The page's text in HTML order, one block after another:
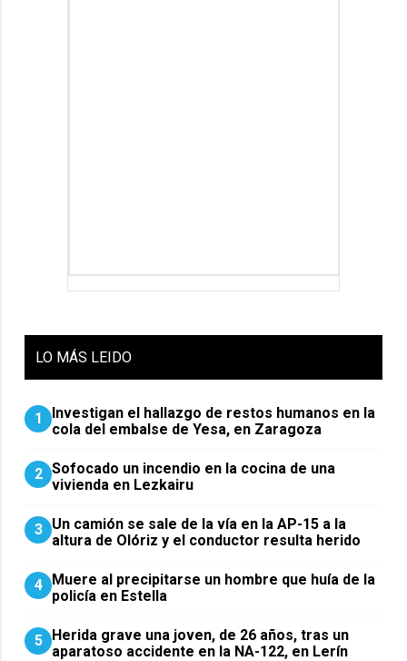
LO MÁS LEIDO
1
Investigan el hallazgo de restos humanos en la
cola del embalse de Yesa, en Zaragoza
2 Sofocado un incendio en la cocina de una
vivienda en Lezkairu
3 Un camión se sale de la vía en la AP-15 a la
altura de Olóriz y el conductor resulta herido
4 Muere al precipitarse un hombre que huía de la
policía en Estella
5 Herida grave una joven, de 26 años, tras un
aparatoso accidente en la NA-122, en Lerín